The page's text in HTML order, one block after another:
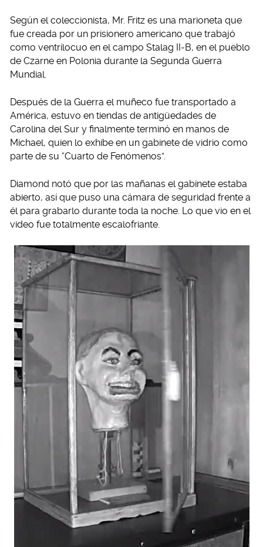
Según el coleccionista, Mr. Fritz es una marioneta que
fue creada por un prisionero americano que trabajó
como ventrílocuo en el campo Stalag II-B, en el pueblo
de Czarne en Polonia durante la Segunda Guerra
Mundial.
Después de la Guerra el muñeco fue transportado a
América, estuvo en tiendas de antigüedades de
Carolina del Sur y finalmente terminó en manos de
Michael, quien lo exhibe en un gabinete de vidrio como
parte de su “Cuarto de Fenómenos”.
Diamond notó que por las mañanas el gabinete estaba
abierto, así que puso una cámara de seguridad frente a
él para grabarlo durante toda la noche. Lo que vio en el
video fue totalmente escalofriante.